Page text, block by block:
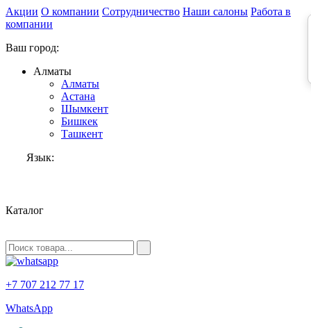
Акции О компании Сотрудничество Наши салоны Работа в
компании
Ваш город:
Алматы
Алматы
Астана
Шымкент
Бишкек
Ташкент
Язык:
Каталог
+7 707 212 77 17
WhatsApp